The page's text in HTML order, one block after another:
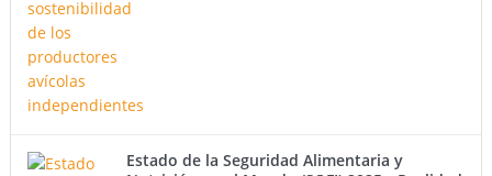
Estado de la Seguridad Alimentaria y